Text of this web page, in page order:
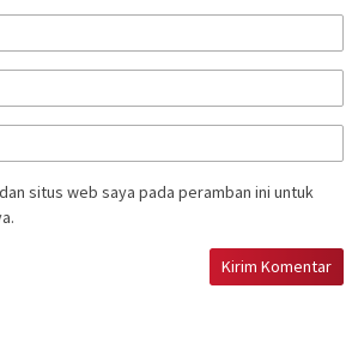
situs web saya pada peramban ini untuk